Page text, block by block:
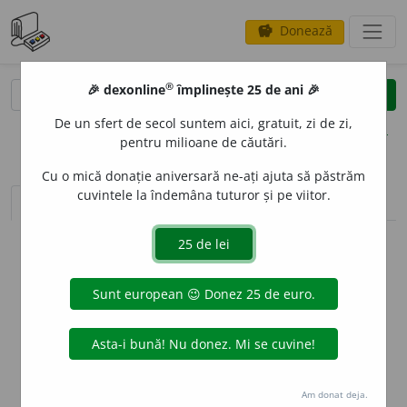
savings Donează
clear
opțiuni
sinteza definițiilor (1) definiții (4) conjugări
info
Aceste definiții sunt compilate de
echipa dexonline. Definițiile
originale se află pe filadefiniții.
preferințe
🎉 dexonline® împlinește 25 de ani 🎉
De un sfert de secol suntem aici, gratuit, zi de zi,
pentru milioane de căutări.
Cu o mică donație aniversară ne-ați ajuta să păstrăm
cuvintele la îndemâna tuturor și pe viitor.
Am donat deja.